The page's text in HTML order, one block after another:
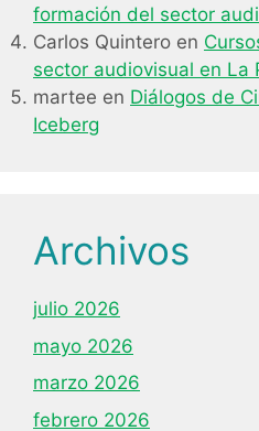
formación del sector
Carlos Quintero en
sector audiovisual en La
martee en Diálogos de
Iceberg
Archivos
julio 2026
mayo 2026
marzo 2026
febrero 2026